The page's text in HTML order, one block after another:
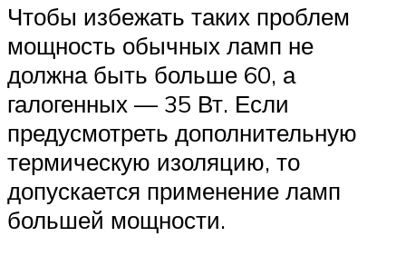
Чтобы избежать таких проблем
мощность обычных ламп не
должна быть больше 60, а
галогенных — 35 Вт. Если
предусмотреть дополнительную
термическую изоляцию, то
допускается применение ламп
большей мощности.